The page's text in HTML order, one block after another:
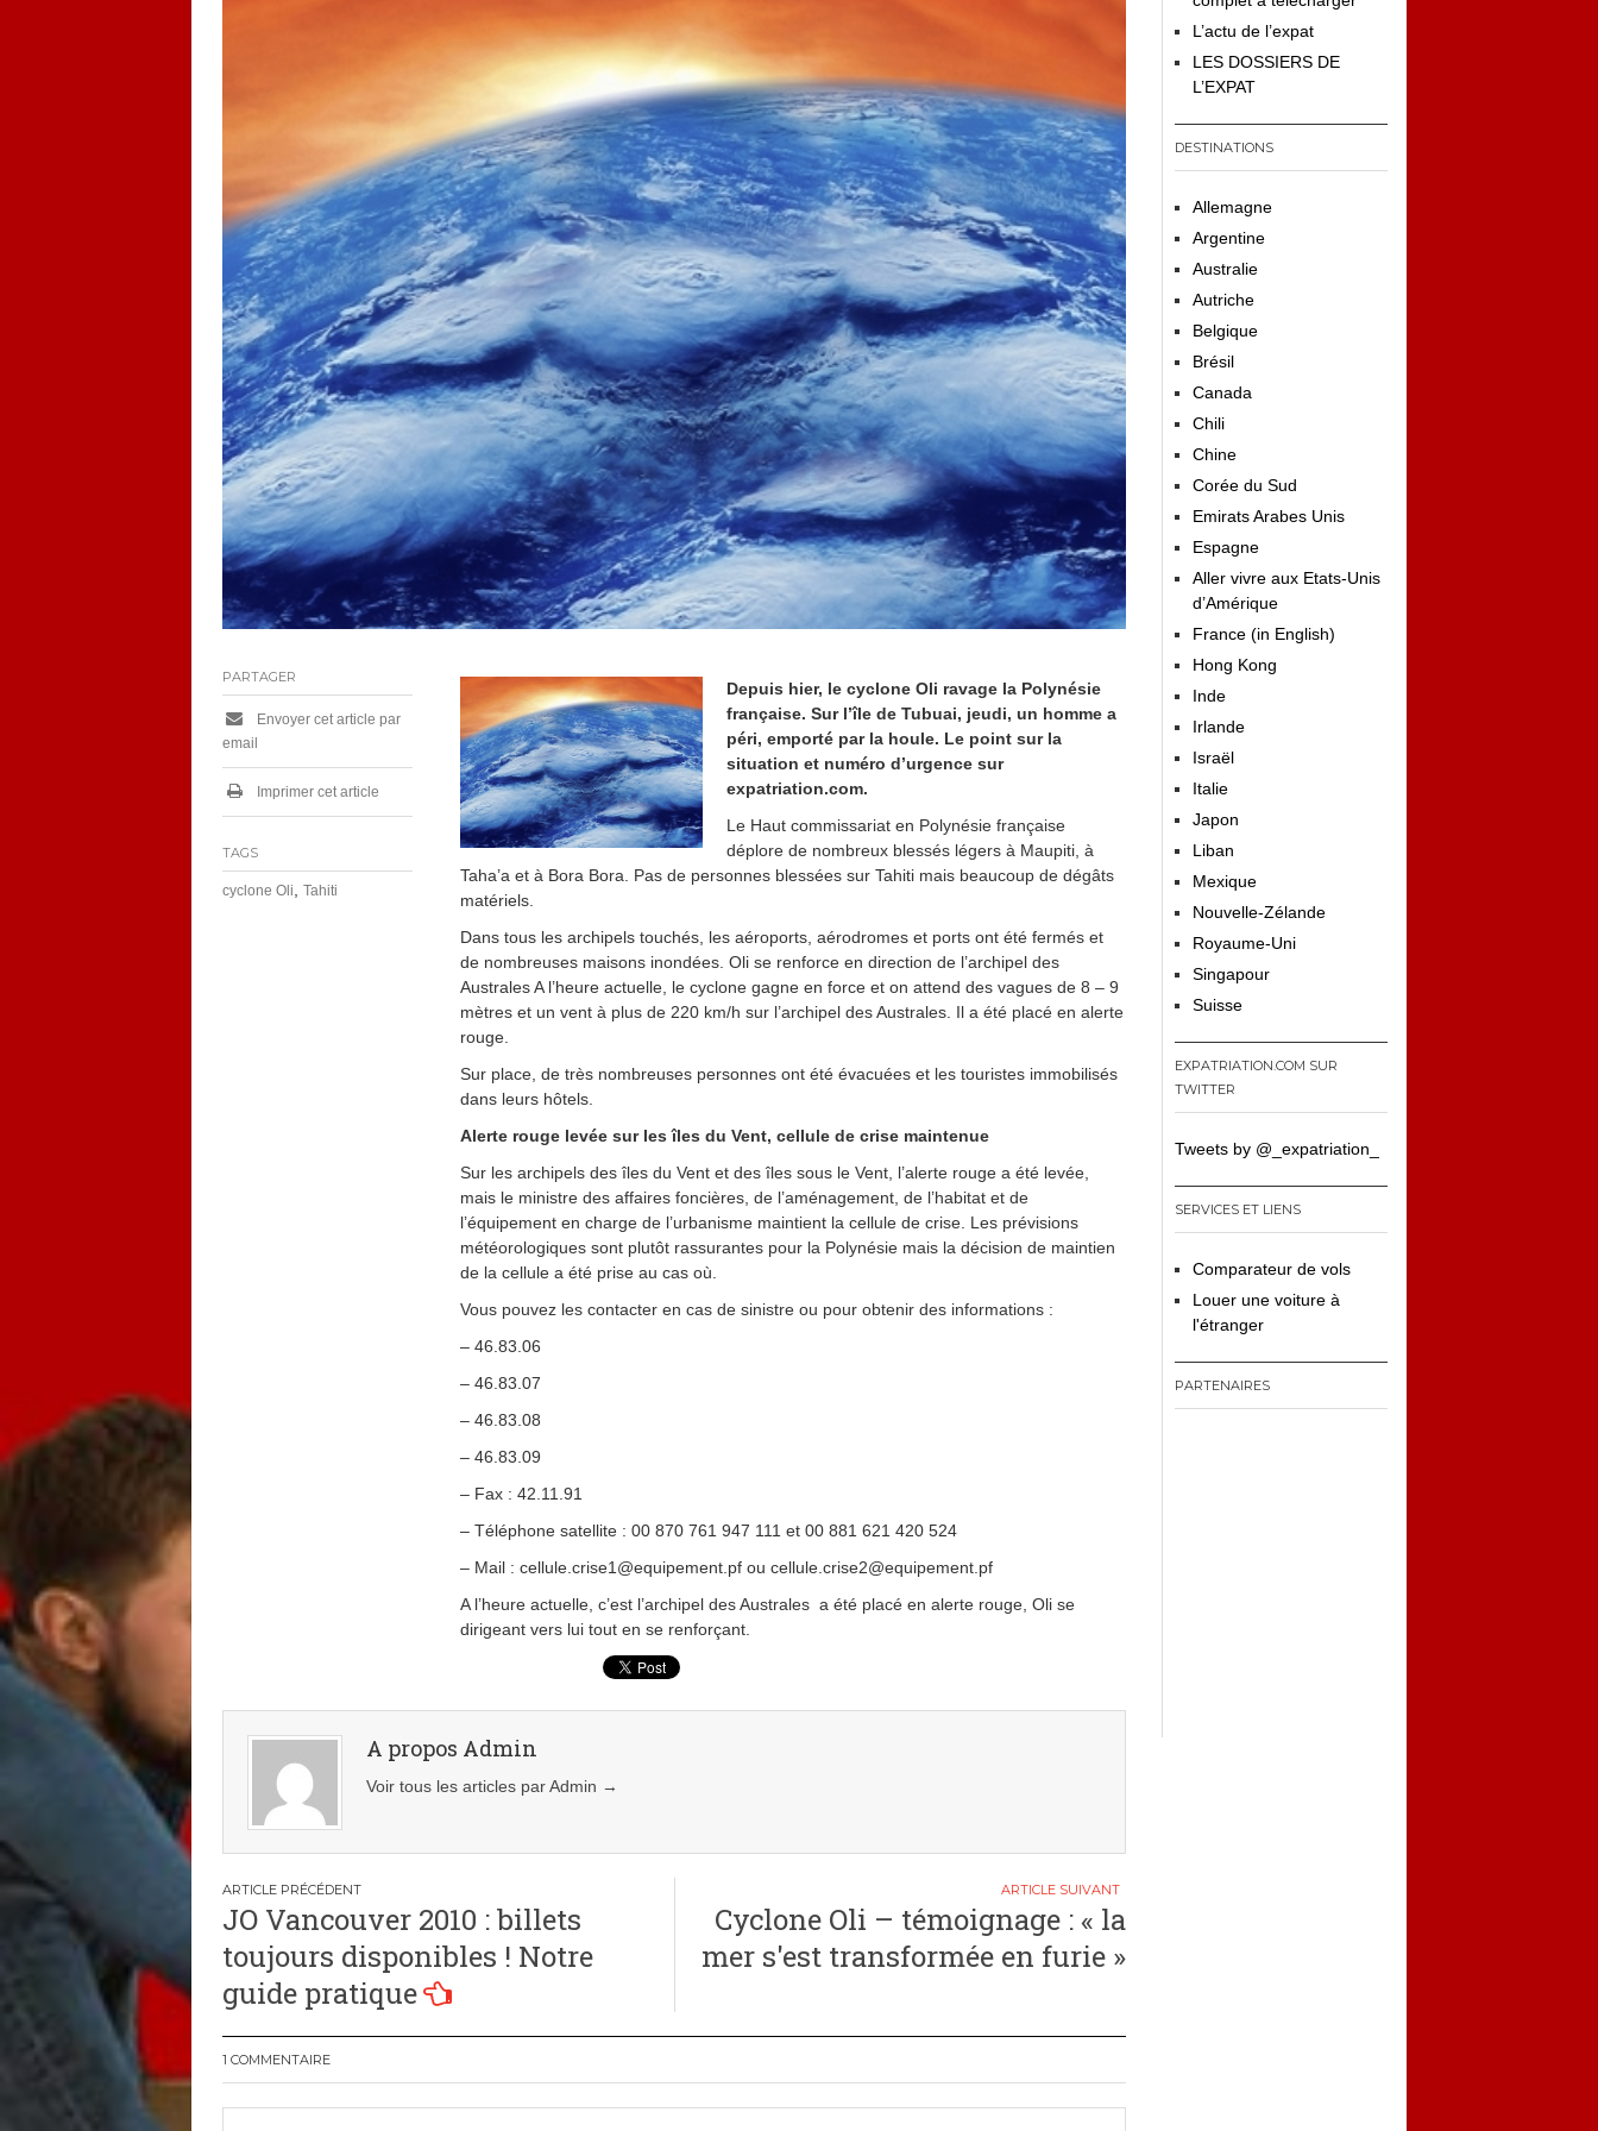
Depuis hier, le cyclone Oli ravage la Polynésie
française. Sur l’île de Tubuai, jeudi, un homme a
péri, emporté par la houle. Le point sur la
situation et numéro d’urgence sur
expatriation.com.
Le Haut commissariat en Polynésie française
déplore de nombreux blessés légers à Maupiti, à
Taha’a et à Bora Bora. Pas de personnes blessées sur Tahiti mais beaucoup de dégâts
matériels.
Dans tous les archipels touchés, les aéroports, aérodromes et ports ont été fermés et
de nombreuses maisons inondées. Oli se renforce en direction de l’archipel des
Australes A l’heure actuelle, le cyclone gagne en force et on attend des vagues de 8 – 9
mètres et un vent à plus de 220 km/h sur l’archipel des Australes. Il a été placé en alerte
rouge.
Sur place, de très nombreuses personnes ont été évacuées et les touristes immobilisés
dans leurs hôtels.
Alerte rouge levée sur les îles du Vent, cellule de crise maintenue
Sur les archipels des îles du Vent et des îles sous le Vent, l’alerte rouge a été levée,
mais le ministre des affaires foncières, de l’aménagement, de l’habitat et de
l’équipement en charge de l’urbanisme maintient la cellule de crise. Les prévisions
météorologiques sont plutôt rassurantes pour la Polynésie mais la décision de maintien
de la cellule a été prise au cas où.
Vous pouvez les contacter en cas de sinistre ou pour obtenir des informations :
– 46.83.06
– 46.83.07
– 46.83.08
– 46.83.09
– Fax : 42.11.91
– Téléphone satellite : 00 870 761 947 111 et 00 881 621 420 524
– Mail : cellule.crise1@equipement.pf ou cellule.crise2@equipement.pf
A l’heure actuelle, c’est l’archipel des Australes a été placé en alerte rouge, Oli se
dirigeant vers lui tout en se renforçant.
PARTAGER
Envoyer cet article par
email
Imprimer cet article
TAGS
cyclone Oli Tahiti
A propos Admin
Voir tous les articles par Admin →
Navigation
de
l’article
JO Vancouver 2010 : billets
toujours disponibles ! Notre
guide pratique
Cyclone Oli – témoignage : « la
mer s'est transformée en furie »
1 COMMENTAIRE
L’actu de l’expat
LES DOSSIERS DE
L’EXPAT
DESTINATIONS
Allemagne
Argentine
Australie
Autriche
Belgique
Brésil
Canada
Chili
Chine
Corée du Sud
Emirats Arabes Unis
Espagne
Aller vivre aux Etats-Unis
d’Amérique
France (in English)
Hong Kong
Inde
Irlande
Israël
Italie
Japon
Liban
Mexique
Nouvelle-Zélande
Royaume-Uni
Singapour
Suisse
EXPATRIATION.COM SUR
TWITTER
Tweets by @_expatriation_
SERVICES ET LIENS
Comparateur de vols
Louer une voiture à
l'étranger
PARTENAIRES